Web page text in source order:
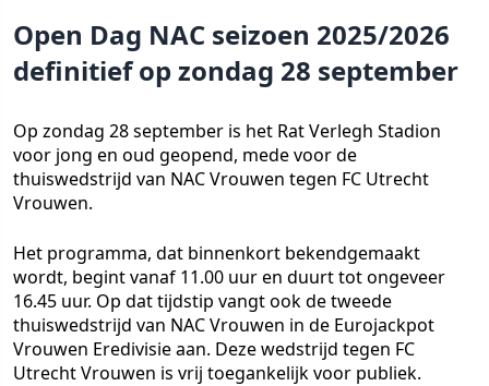
Open Dag NAC seizoen 2025/2026
definitief op zondag 28 september
Op zondag 28 september is het Rat Verlegh Stadion
voor jong en oud geopend, mede voor de
thuiswedstrijd van NAC Vrouwen tegen FC Utrecht
Vrouwen.
Het programma, dat binnenkort bekendgemaakt
wordt, begint vanaf 11.00 uur en duurt tot ongeveer
16.45 uur. Op dat tijdstip vangt ook de tweede
thuiswedstrijd van NAC Vrouwen in de Eurojackpot
Vrouwen Eredivisie aan. Deze wedstrijd tegen FC
Utrecht Vrouwen is vrij toegankelijk voor publiek.